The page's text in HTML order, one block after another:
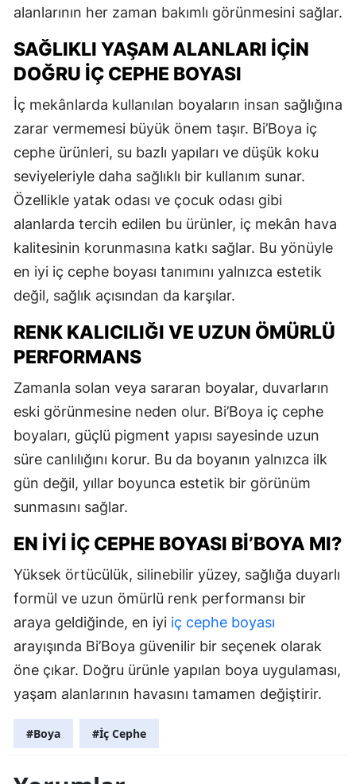
alanlarının her zaman bakımlı görünmesini sağlar.
SAĞLIKLI YAŞAM ALANLARI İÇIN
DOĞRU İÇ CEPHE BOYASI
İç mekânlarda kullanılan boyaların insan sağlığına
zarar vermemesi büyük önem taşır. Bi’Boya iç
cephe ürünleri, su bazlı yapıları ve düşük koku
seviyeleriyle daha sağlıklı bir kullanım sunar.
Özellikle yatak odası ve çocuk odası gibi
alanlarda tercih edilen bu ürünler, iç mekân hava
kalitesinin korunmasına katkı sağlar. Bu yönüyle
en iyi iç cephe boyası tanımını yalnızca estetik
değil, sağlık açısından da karşılar.
RENK KALICILIĞI VE UZUN ÖMÜRLÜ
PERFORMANS
Zamanla solan veya sararan boyalar, duvarların
eski görünmesine neden olur. Bi’Boya iç cephe
boyaları, güçlü pigment yapısı sayesinde uzun
süre canlılığını korur. Bu da boyanın yalnızca ilk
gün değil, yıllar boyunca estetik bir görünüm
sunmasını sağlar.
EN İYI İÇ CEPHE BOYASI BI’BOYA MI?
Yüksek örtücülük, silinebilir yüzey, sağlığa duyarlı
formül ve uzun ömürlü renk performansı bir
araya geldiğinde, en iyi iç cephe boyası
arayışında Bi’Boya güvenilir bir seçenek olarak
öne çıkar. Doğru ürünle yapılan boya uygulaması,
yaşam alanlarının havasını tamamen değiştirir.
#Boya #İç Cephe